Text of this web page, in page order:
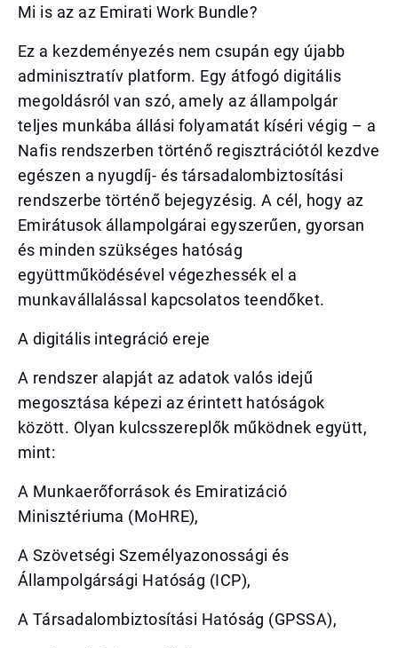
Mi is az az Emirati Work Bundle?
Ez a kezdeményezés nem csupán egy újabb
adminisztratív platform. Egy átfogó digitális
megoldásról van szó, amely az állampolgár
teljes munkába állási folyamatát kíséri végig – a
Nafis rendszerben történő regisztrációtól kezdve
egészen a nyugdíj- és társadalombiztosítási
rendszerbe történő bejegyzésig. A cél, hogy az
Emirátusok állampolgárai egyszerűen, gyorsan
és minden szükséges hatóság
együttműködésével végezhessék el a
munkavállalással kapcsolatos teendőket.
A digitális integráció ereje
A rendszer alapját az adatok valós idejű
megosztása képezi az érintett hatóságok
között. Olyan kulcsszereplők működnek együtt,
mint:
A Munkaerőforrások és Emiratizáció
Minisztériuma (MoHRE),
A Szövetségi Személyazonossági és
Állampolgársági Hatóság (ICP),
A Társadalombiztosítási Hatóság (GPSSA),